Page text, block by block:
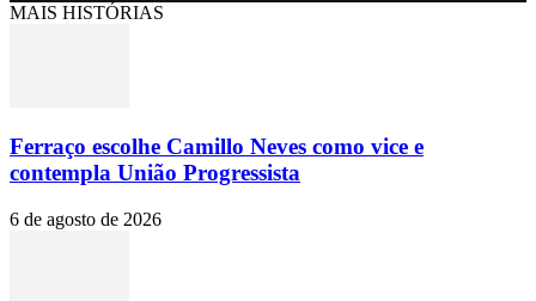
MAIS HISTÓRIAS
Ferraço escolhe Camillo Neves como vice e
contempla União Progressista
6 de agosto de 2026